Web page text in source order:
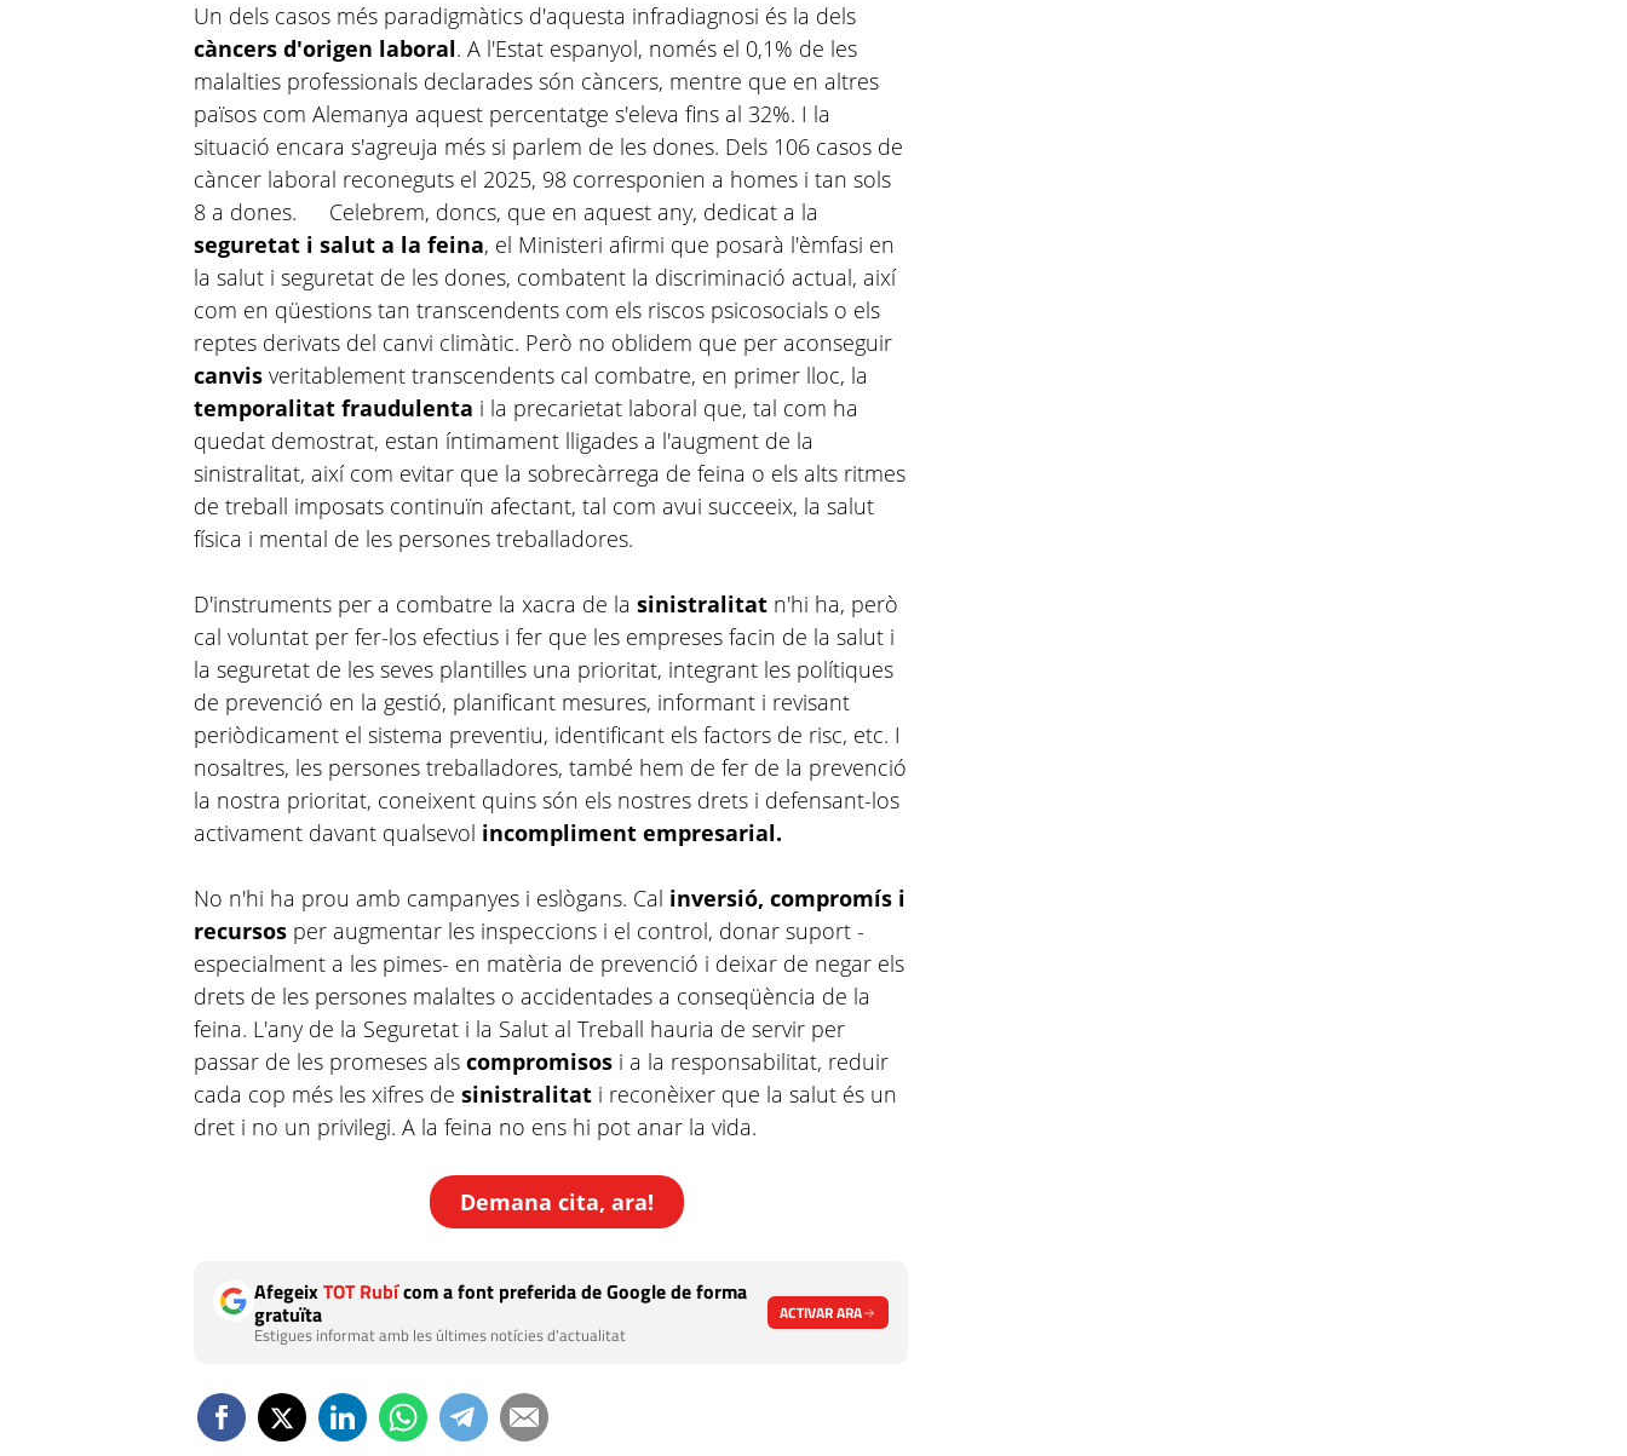
Un dels casos més paradigmàtics d'aquesta infradiagnosi és la dels
càncers d'origen laboral. A l'Estat espanyol, només el 0,1% de les
malalties professionals declarades són càncers, mentre que en altres
països com Alemanya aquest percentatge s'eleva fins al 32%. I la
situació encara s'agreuja més si parlem de les dones. Dels 106 casos de
càncer laboral reconeguts el 2025, 98 corresponien a homes i tan sols
8 a dones. Celebrem, doncs, que en aquest any, dedicat a la
seguretat i salut a la feina, el Ministeri afirmi que posarà l'èmfasi en
la salut i seguretat de les dones, combatent la discriminació actual, així
com en qüestions tan transcendents com els riscos psicosocials o els
reptes derivats del canvi climàtic. Però no oblidem que per aconseguir
canvis veritablement transcendents cal combatre, en primer lloc, la
temporalitat fraudulenta i la precarietat laboral que, tal com ha
quedat demostrat, estan íntimament lligades a l'augment de la
sinistralitat, així com evitar que la sobrecàrrega de feina o els alts ritmes
de treball imposats continuïn afectant, tal com avui succeeix, la salut
física i mental de les persones treballadores.
D'instruments per a combatre la xacra de lasinistralitat n'hi ha, però
cal voluntat per fer-los efectius i fer que les empreses facin de la salut i
la seguretat de les seves plantilles una prioritat, integrant les polítiques
de prevenció en la gestió, planificant mesures, informant i revisant
periòdicament el sistema preventiu, identificant els factors de risc, etc. I
nosaltres, les persones treballadores, també hem de fer de la prevenció
la nostra prioritat, coneixent quins són els nostres drets i defensant-los
activament davant qualsevol incompliment empresarial.
No n'hi ha prou amb campanyes i eslògans. Cal inversió, compromís i
recursos per augmentar les inspeccions i el control, donar suport -
especialment a les pimes- en matèria de prevenció i deixar de negar els
drets de les persones malaltes o accidentades a conseqüència de la
feina. L'any de la Seguretat i la Salut al Treball hauria de servir per
passar de les promeses alscompromisos i a la responsabilitat, reduir
cada cop més les xifres desinistralitat i reconèixer que la salut és un
dret i no un privilegi. A la feina no ens hi pot anar la vida.
Demana cita, ara!
AfegeixTOT Rubícom a font preferida de Google de forma
gratuïta
Estigues informat amb les últimes notícies d'actualitat
ACTIVAR ARA